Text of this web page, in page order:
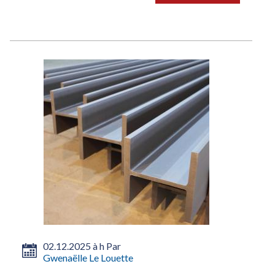
02.12.2025 à h Par
Gwenaëlle Le Louette